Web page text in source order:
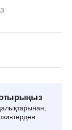
отырыңыз